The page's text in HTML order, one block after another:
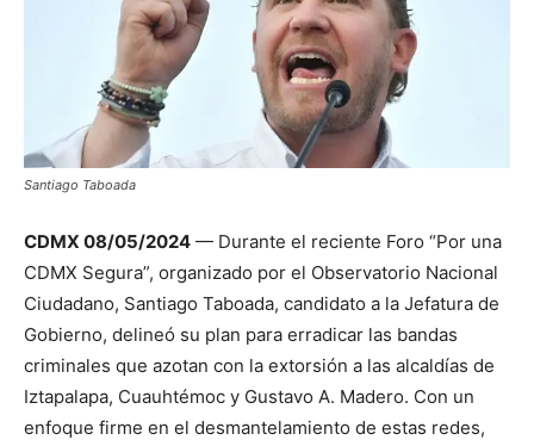
Santiago Taboada
CDMX 08/05/2024 — Durante el reciente Foro “Por una
CDMX Segura”, organizado por el Observatorio Nacional
Ciudadano, Santiago Taboada, candidato a la Jefatura de
Gobierno, delineó su plan para erradicar las bandas
criminales que azotan con la extorsión a las alcaldías de
Iztapalapa, Cuauhtémoc y Gustavo A. Madero. Con un
enfoque firme en el desmantelamiento de estas redes,